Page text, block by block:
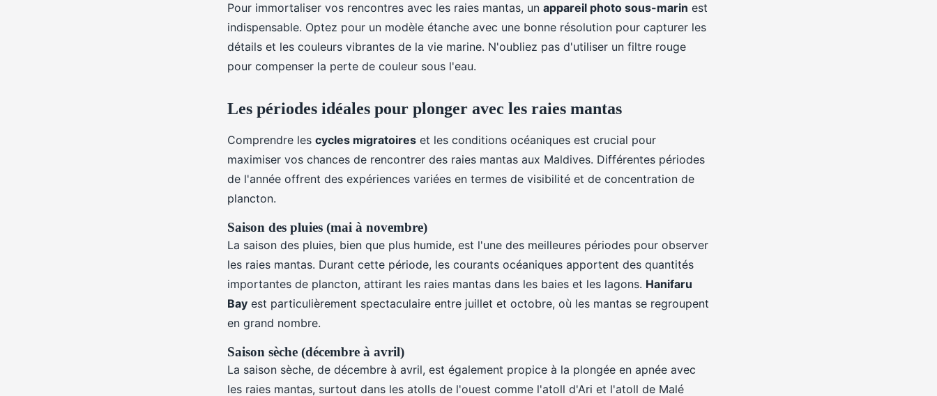
Pour immortaliser vos rencontres avec les raies mantas, un appareil photo sous-marin est
indispensable. Optez pour un modèle étanche avec une bonne résolution pour capturer les
détails et les couleurs vibrantes de la vie marine. N'oubliez pas d'utiliser un filtre rouge
pour compenser la perte de couleur sous l'eau.
Les périodes idéales pour plonger avec les raies mantas
Comprendre les cycles migratoires et les conditions océaniques est crucial pour
maximiser vos chances de rencontrer des raies mantas aux Maldives. Différentes périodes
de l'année offrent des expériences variées en termes de visibilité et de concentration de
plancton.
Saison des pluies (mai à novembre)
La saison des pluies, bien que plus humide, est l'une des meilleures périodes pour observer
les raies mantas. Durant cette période, les courants océaniques apportent des quantités
importantes de plancton, attirant les raies mantas dans les baies et les lagons. Hanifaru
Bay est particulièrement spectaculaire entre juillet et octobre, où les mantas se regroupent
en grand nombre.
Saison sèche (décembre à avril)
La saison sèche, de décembre à avril, est également propice à la plongée en apnée avec
les raies mantas, surtout dans les atolls de l'ouest comme l'atoll d'Ari et l'atoll de Malé